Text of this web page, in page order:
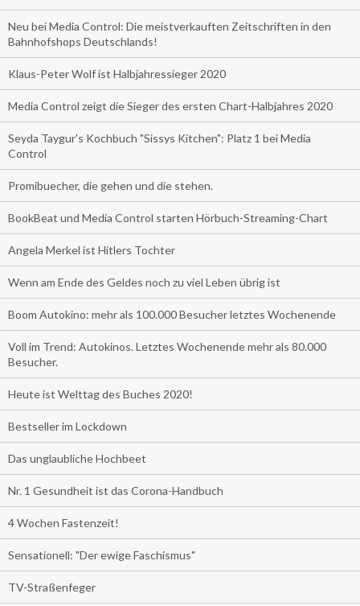
Neu bei Media Control: Die meistverkauften Zeitschriften in den
Bahnhofshops Deutschlands!
Klaus-Peter Wolf ist Halbjahressieger 2020
Media Control zeigt die Sieger des ersten Chart-Halbjahres 2020
Seyda Taygur's Kochbuch "Sissys Kitchen": Platz 1 bei Media
Control
Promibuecher, die gehen und die stehen.
BookBeat und Media Control starten Hörbuch-Streaming-Chart
Angela Merkel ist Hitlers Tochter
Wenn am Ende des Geldes noch zu viel Leben übrig ist
Boom Autokino: mehr als 100.000 Besucher letztes Wochenende
Voll im Trend: Autokinos. Letztes Wochenende mehr als 80.000
Besucher.
Heute ist Welttag des Buches 2020!
Bestseller im Lockdown
Das unglaubliche Hochbeet
Nr. 1 Gesundheit ist das Corona-Handbuch
4 Wochen Fastenzeit!
Sensationell: "Der ewige Faschismus"
TV-Straßenfeger